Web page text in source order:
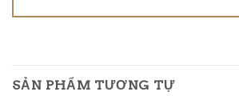
SẢN PHẨM TƯƠNG TỰ